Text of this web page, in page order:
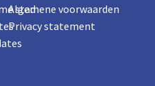
stad
Algemene voorwaarden
Privacy statement